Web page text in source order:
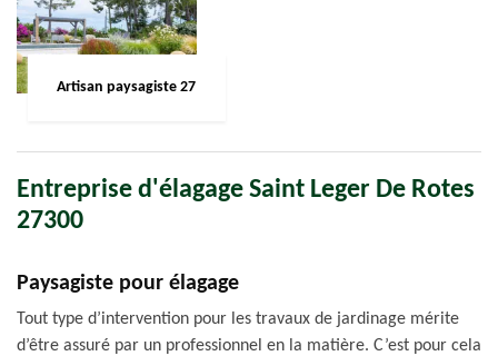
Artisan paysagiste 27
Entreprise d'élagage Saint Leger De Rotes
27300
Paysagiste pour élagage
Tout type d’intervention pour les travaux de jardinage mérite
d’être assuré par un professionnel en la matière. C’est pour cela